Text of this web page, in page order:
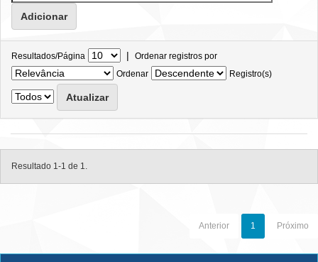
Resultados/Página | Ordenar registros por
Ordenar
Registro(s)
Resultado 1-1 de 1.
Anterior 1 Próximo